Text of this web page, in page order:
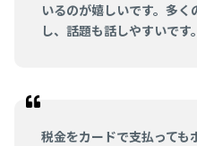
いるのが嬉しいです。多
し、話題も話しやすいです。
税金をカードで支払っても